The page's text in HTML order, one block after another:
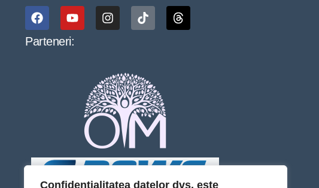
Confidențialitatea datelor dvs. este
Parteneri: